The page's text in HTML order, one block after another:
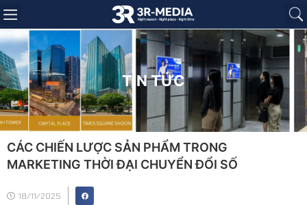
TIN TỨC
CÁC CHIẾN LƯỢC SẢN PHẨM TRONG
MARKETING THỜI ĐẠI CHUYỂN ĐỔI SỐ
18/11/2025